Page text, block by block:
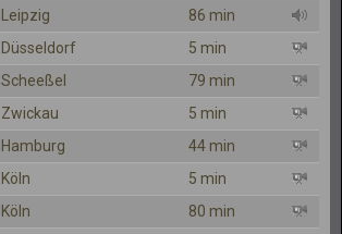
Leipzig
86 min
Düsseldorf
5 min
Scheeßel
79 min
Zwickau
5 min
Hamburg
44 min
Köln
5 min
Köln
80 min